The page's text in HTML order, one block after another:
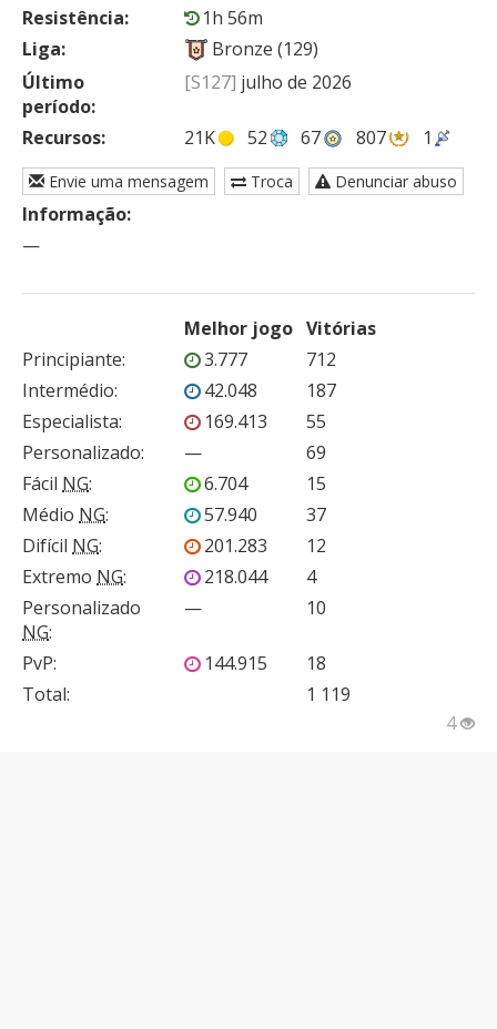
Resistência:
1h 56m
Liga:
Bronze (129)
Último
período:
[S127] julho de 2026
Recursos: 21K 52 67 807 1
Envie uma mensagem Troca Denunciar abuso
Informação:
—
Melhor jogo Vitórias
Principiante: 3.777
712
Intermédio: 42.048
187
Especialista: 169.413
55
Personalizado: —
69
Fácil NG: 6.704
15
Médio NG: 57.940
37
Difícil NG: 201.283
12
Extremo NG: 218.044
4
Personalizado
NG:
— 10
PvP: 144.915
18
Total:
1 119
4